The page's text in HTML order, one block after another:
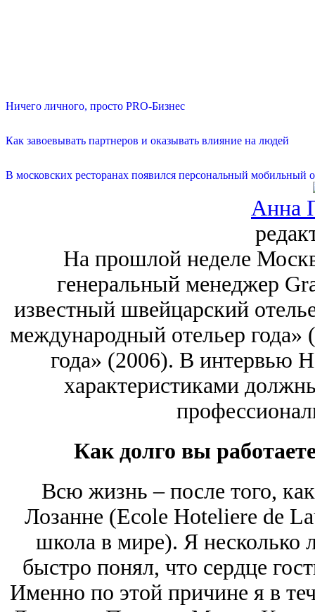
Ничего личного, просто PRO-Бизнес
Как завоевывать партнеров и оказывать влияние на людей
В московских ресторанах появился персональный мобильный
Анна
На прошлой неделе
генеральный менеджер
известный швейцарский
международный отельер
года» (2006). В интервью
характеристиками
Как долго вы
Всю жизнь ‒ после того,
Лозанне (Ecole Hoteliere de
школа в мире). Я несколько
быстро понял, что сердце
Именно по этой причине я в